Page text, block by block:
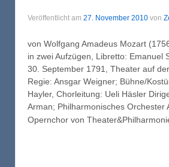
Veröffentlicht am 27. November 2010 von
von Wolfgang Amadeus Mozart
in zwei Aufzügen, Libretto: Emanuel
30. September 1791, Theater auf
Regie: Ansgar Weigner; Bühne/
Hayler, Chorleitung: Ueli Häsler
Arman; Philharmonisches Orchester
Opernchor von